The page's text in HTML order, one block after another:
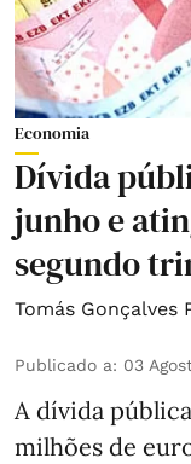
Economia
Dívida
junho e
segundo
Tomás Gonçalves
Publicado a: 03
A dívida
milhões de